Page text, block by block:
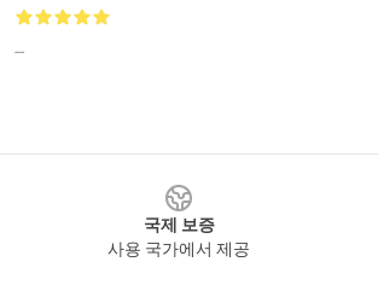
--
국제 보증
사용 국가에서 제공